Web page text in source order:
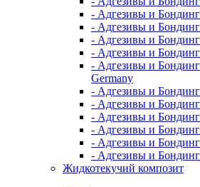
- Адгезивы и
- Адгезивы и
- Адгезивы и
- Адгезивы и
- Адгезивы и
Germany
- Адгезивы и
- Адгезивы и
- Адгезивы и
- Адгезивы и
- Адгезивы и
- Адгезивы и
Жидкотекучий композит